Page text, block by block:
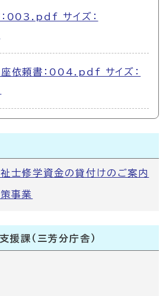
003.pdf サイズ：
依頼書：004.pdf サイズ：
士修学資金の貸付けのご案内
事業
援課（三芳分庁舎）